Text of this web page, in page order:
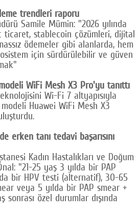
trendleri raporu
Samile Mümin: "2026 yılında
ticaret, stablecoin çözümleri, dijital
ödemeler gibi alanlarda, hem
için sürdürülebilir ve güven
WiFi Mesh X3 Pro'yu tanıttı
Wi-Fi 7 altyapısıyla
Huawei WiFi Mesh X3
erken tanı tedavi başarısını
Kadın Hastalıkları ve Doğum
"21-25 yaş 3 yılda bir PAP
bir HPV testi (alternatif), 30-65
veya 5 yılda bir PAP smear +
özel durumlar dışında